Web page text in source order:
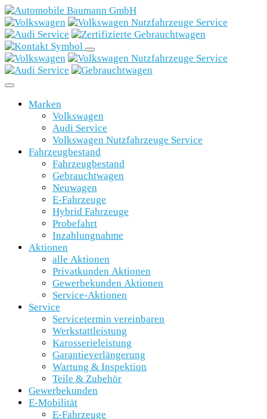
Marken
Volkswagen
Audi Service
Volkswagen Nutzfahrzeuge Service
Fahrzeugbestand
Fahrzeugbestand
Gebrauchtwagen
Neuwagen
E-Fahrzeuge
Hybrid Fahrzeuge
Probefahrt
Inzahlungnahme
Aktionen
alle Aktionen
Privatkunden Aktionen
Gewerbekunden Aktionen
Service-Aktionen
Service
Servicetermin vereinbaren
Werkstattleistung
Karosserieleistung
Garantieverlängerung
Wartung & Inspektion
Teile & Zubehör
Gewerbekunden
E-Mobilität
E-Fahrzeuge